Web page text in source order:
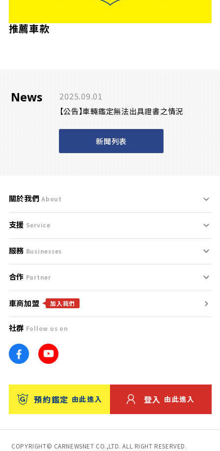
推薦車款
News 2025.09.01
【公告】車輛鑑定無法出具證書之情況
新聞列表
關於我們 About
刊登規範
服務條款
免責聲明
隱私權政策
團隊
車訊網
台灣優良中古車商大獎
支援 Service
支援中心
聯絡我們
服務 Businesses
什麼是Goo鑑定？
找好車
找好店
找海外車
消費者評價
保固
合作 Partner
合作夥伴
廣告合作
車商加盟 加入我們
社群 Follow us on
預約鑑定 由此進入 登入 由此進入
COPYRIGHT© CARNEWSNET CO.,LTD. ALL RIGHT RESERVED.